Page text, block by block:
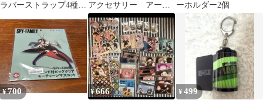
ラバーストラップ4種付 アクセサリー アーニ
ャ ガチャ カプセル
トイ
ーホルダー2個
¥700 ¥666 ¥499